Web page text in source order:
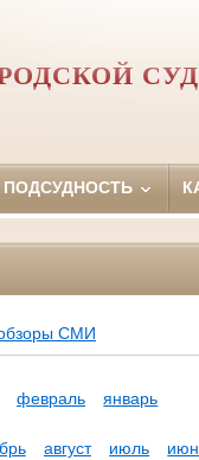
ПОДСУДНОСТЬ
СМИ
февраль
январь
август июль